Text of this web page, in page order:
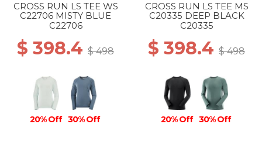
CROSS RUN LS TEE WS
C22706 MISTY BLUE
C22706
$ 398.4 $ 498
20% Off 30% Off
CROSS RUN LS TEE MS
C20335 DEEP BLACK
C20335
$ 398.4 $ 498
20% Off 30% Off